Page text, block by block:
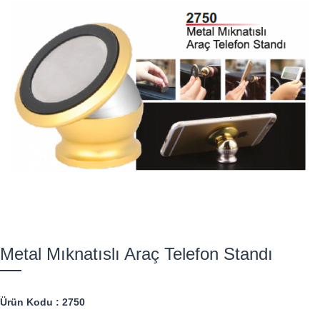
Metal Mıknatıslı Araç Telefon Standı
Ürün Kodu : 2750